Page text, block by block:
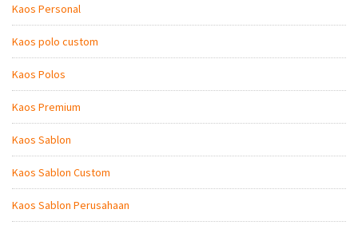
Kaos Personal
Kaos polo custom
Kaos Polos
Kaos Premium
Kaos Sablon
Kaos Sablon Custom
Kaos Sablon Perusahaan